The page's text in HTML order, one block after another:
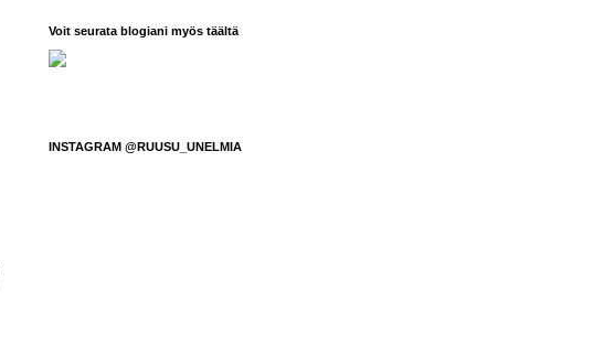
Voit seurata blogiani myös täältä
INSTAGRAM @RUUSU_UNELMIA